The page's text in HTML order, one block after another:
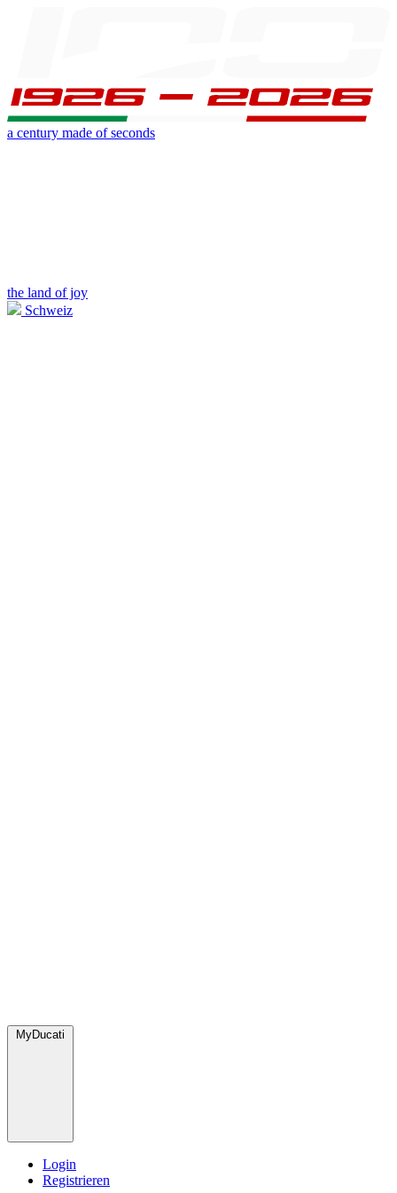
a century made of seconds
the land of joy
Schweiz
MyDucati
Login
Registrieren